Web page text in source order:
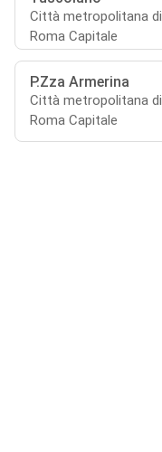
Città metropolitana di
Roma Capitale
P.Zza Armerina
Città metropolitana di
Roma Capitale